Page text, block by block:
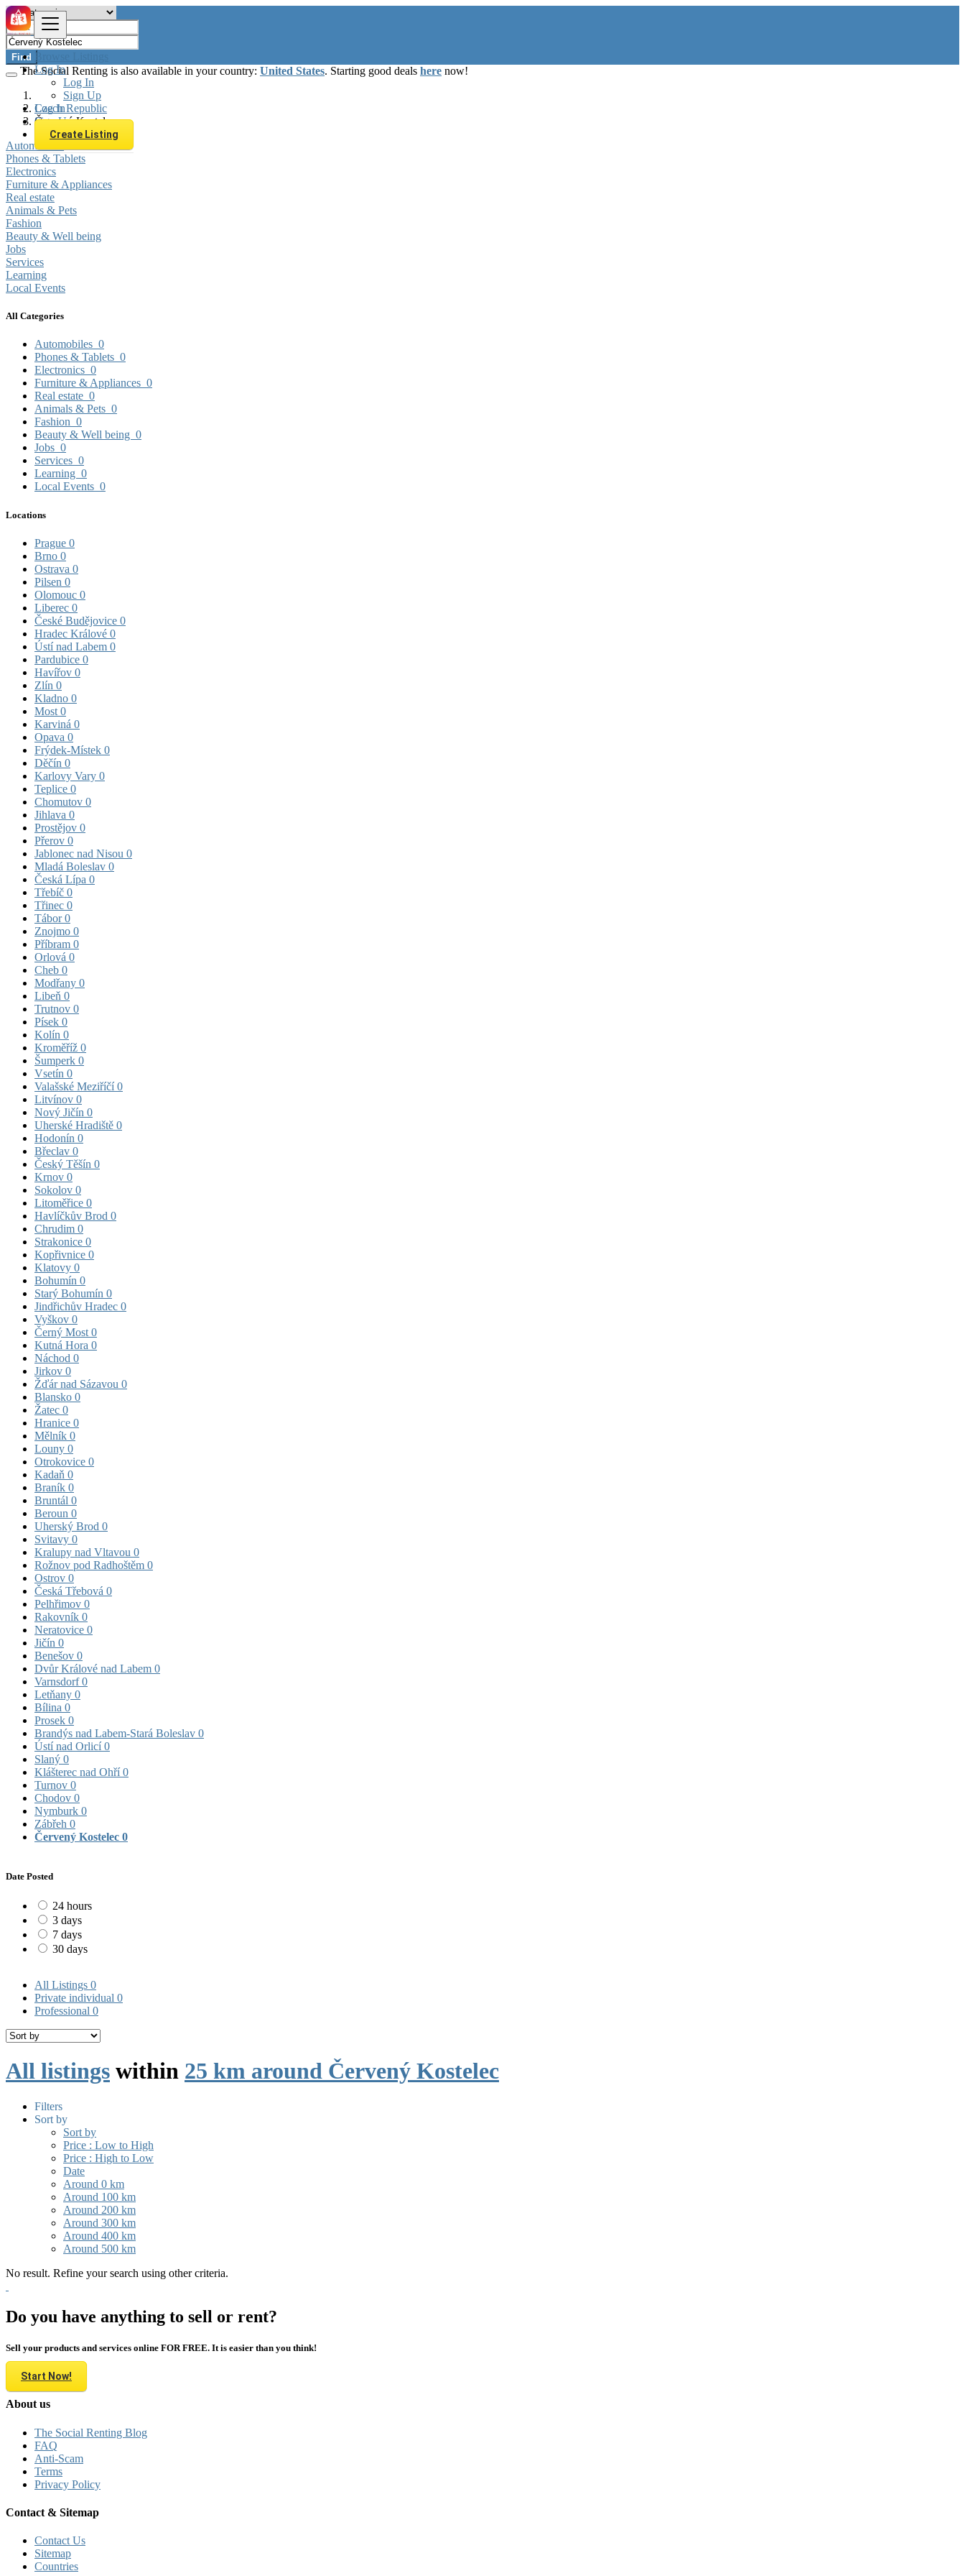
Browse Listings
Log In
Log In
Sign Up
Log In
Sign Up
Create Listing
Find
The Social Renting is also available in your country: United States. Starting good deals here now!
Czech Republic
Červený Kostelec
Automobiles
Phones & Tablets
Electronics
Furniture & Appliances
Real estate
Animals & Pets
Fashion
Beauty & Well being
Jobs
Services
Learning
Local Events
All Categories
Automobiles 0
Phones & Tablets 0
Electronics 0
Furniture & Appliances 0
Real estate 0
Animals & Pets 0
Fashion 0
Beauty & Well being 0
Jobs 0
Services 0
Learning 0
Local Events 0
Locations
Prague 0
Brno 0
Ostrava 0
Pilsen 0
Olomouc 0
Liberec 0
České Budějovice 0
Hradec Králové 0
Ústí nad Labem 0
Pardubice 0
Havířov 0
Zlín 0
Kladno 0
Most 0
Karviná 0
Opava 0
Frýdek-Místek 0
Děčín 0
Karlovy Vary 0
Teplice 0
Chomutov 0
Jihlava 0
Prostějov 0
Přerov 0
Jablonec nad Nisou 0
Mladá Boleslav 0
Česká Lípa 0
Třebíč 0
Třinec 0
Tábor0
Znojmo 0
Příbram 0
Orlová 0
Cheb 0
Modřany 0
Libeň 0
Trutnov 0
Písek 0
Kolín 0
Kroměříž 0
Šumperk 0
Vsetín 0
Valašské Meziříčí0
Litvínov 0
Nový Jičín 0
Uherské Hradiště 0
Hodonín 0
Břeclav 0
Český Těšín 0
Krnov 0
Sokolov 0
Litoměřice 0
Havlíčkův Brod 0
Chrudim 0
Strakonice 0
Kopřivnice 0
Klatovy 0
Bohumín 0
Starý Bohumín 0
Jindřichův Hradec 0
Vyškov 0
Černý Most 0
Kutná Hora 0
Náchod 0
Jirkov 0
Žďár nad Sázavou 0
Blansko 0
Žatec 0
Hranice 0
Mělník 0
Louny 0
Otrokovice 0
Kadaň 0
Braník 0
Bruntál 0
Beroun 0
Uherský Brod 0
Svitavy 0
Kralupy nad Vltavou 0
Rožnov pod Radhoštěm 0
Ostrov 0
Česká Třebová 0
Pelhřimov 0
Rakovník 0
Neratovice 0
Jičín 0
Benešov 0
Dvůr Králové nad Labem 0
Varnsdorf0
Letňany 0
Bílina 0
Prosek 0
Brandýs nad Labem-Stará Boleslav 0
Ústí nad Orlicí0
Slaný 0
Klášterec nad Ohří0
Turnov 0
Chodov 0
Nymburk 0
Zábřeh 0
Červený Kostelec 0
Date Posted
24 hours
3 days
7 days
30 days
All Listings 0
Private individual 0
Professional 0
All listings within 25 km around Červený Kostelec
Filters
Sort by
Sort by
Price : Low to High
Price : High to Low
Date
Around 0 km
Around 100 km
Around 200 km
Around 300 km
Around 400 km
Around 500 km
No result. Refine your search using other criteria.
Do you have anything to sell or rent?
Sell your products and services online FOR FREE. It is easier than you think!
Start Now!
About us
The Social Renting Blog
FAQ
Anti-Scam
Terms
Privacy Policy
Contact & Sitemap
Contact Us
Sitemap
Countries